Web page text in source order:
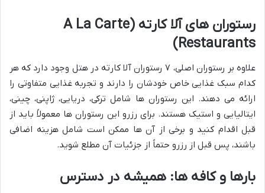
رستوران های آلا کارته (A La Carte
Restaurants)
علاوه بر رستوران اصلی، ۷ رستوران آلا کارته در هتل وجود دارد که هر
کدام سبک غذایی خاص خودشان را دارند و تجربه غذایی متفاوتی را
ارائه می دهند. این رستوران ها شامل ترکی، دریایی، ژاپنی، چینی،
ایتالیایی و استیک هستند. برای رزرو این رستوران ها معمولاً باید از
قبل اقدام کنید و برخی از آن ها ممکن است شامل هزینه اضافی
باشند، پس قبل از رزرو حتماً از جزئیات آن مطلع شوید.
بارها و کافه ها: همیشه در دسترس